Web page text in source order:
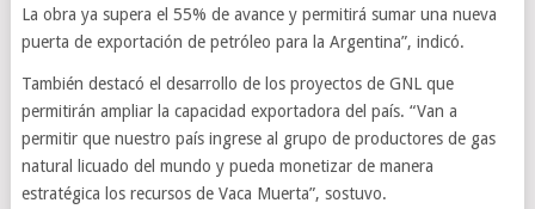
La obra ya supera el 55% de avance y permitirá sumar una nueva
puerta de exportación de petróleo para la Argentina”, indicó.
También destacó el desarrollo de los proyectos de GNL que
permitirán ampliar la capacidad exportadora del país. “Van a
permitir que nuestro país ingrese al grupo de productores de gas
natural licuado del mundo y pueda monetizar de manera
estratégica los recursos de Vaca Muerta”, sostuvo.